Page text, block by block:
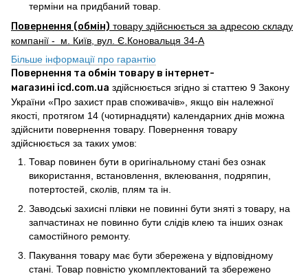
терміни на придбаний товар.
Повернення (обмін) товару здійснюється за адресою складу
компанії - м. Київ, вул. Є.Коновальця 34-А
Більше інформації про гарантію
Повернення та обмін товару в інтернет-
магазині icd.com.ua здійснюється згідно зі статтею 9 Закону
України «Про захист прав споживачів», якщо він належної
якості, протягом 14 (чотирнадцяти) календарних днів можна
здійснити повернення товару. Повернення товару
здійснюється за таких умов:
Товар повинен бути в оригінальному стані без ознак
використання, встановлення, вклеювання, подряпин,
потертостей, сколів, плям та ін.
Заводські захисні плівки не повинні бути зняті з товару, на
запчастинах не повинно бути слідів клею та інших ознак
самостійного ремонту.
Пакування товару має бути збережена у відповідному
стані. Товар повністю укомплектований та збережено